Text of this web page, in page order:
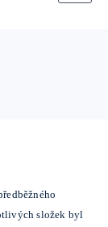
složek byl